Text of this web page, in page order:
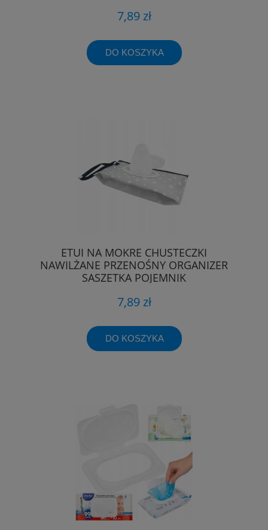
7,89 zł
DO KOSZYKA
ETUI NA MOKRE CHUSTECZKI
NAWILŻANE PRZENOŚNY ORGANIZER
SASZETKA POJEMNIK
7,89 zł
DO KOSZYKA